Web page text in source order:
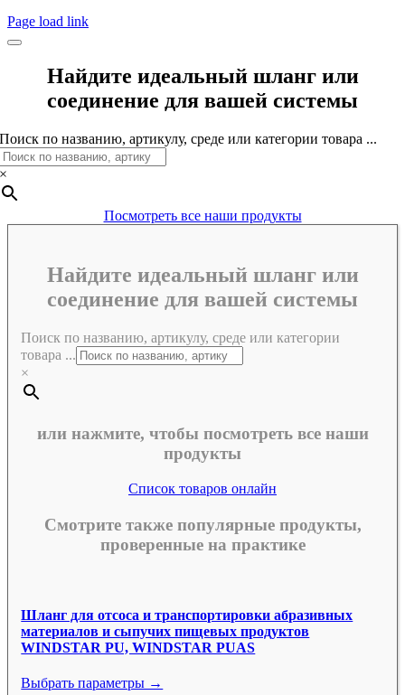
Page load link
Найдите идеальный шланг или
соединение для вашей системы
Поиск по названию, артикулу, среде или категории товара ...
×
Посмотреть все наши продукты
Найдите идеальный шланг или
соединение для вашей системы
Поиск по названию, артикулу, среде или категории
товара ...
×
или нажмите, чтобы посмотреть все наши
продукты
Список товаров онлайн
Смотрите также популярные продукты,
проверенные на практике
Шланг для отсоса и транспортировки абразивных
материалов и сыпучих пищевых продуктов
WINDSTAR PU, WINDSTAR PUAS
Выбрать параметры →